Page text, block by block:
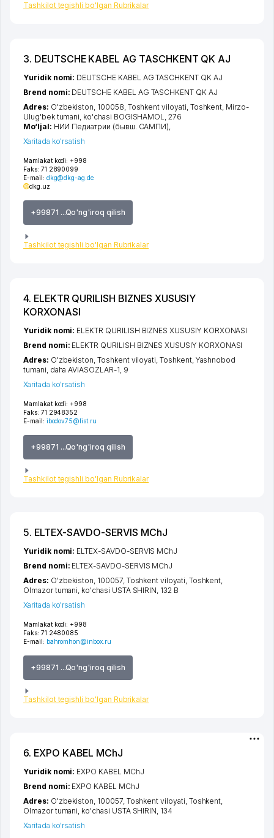
Tashkilot tegishli bo'lgan Rubrikalar
3. DEUTSCHE KABEL AG TASCHKENT QK AJ
Mamlakat kodi: +998
Faks: 71 2890099
E-mail: dkg@dkg-ag.de
dkg.uz
+99871 ...Qo'ng'iroq qilish
Tashkilot tegishli bo'lgan Rubrikalar
Yuridik nomi: DEUTSCHE KABEL AG TASCHKENT QK AJ
Brend nomi: DEUTSCHE KABEL AG TASCHKENT QK AJ
Adres: O'zbekiston, 100058, Toshkent viloyati, Toshkent, Mirzo-
Ulug'bek tumani, ko'chasi BOGISHAMOL, 276
Mo‘ljal: НИИ Педиатрии (бывш. САМПИ),
Xaritada ko'rsatish
4. ELEKTR QURILISH BIZNES XUSUSIY
KORXONASI
Mamlakat kodi: +998
Faks: 71 2948352
E-mail: ibodov75@list.ru
+99871 ...Qo'ng'iroq qilish
Tashkilot tegishli bo'lgan Rubrikalar
Yuridik nomi: ELEKTR QURILISH BIZNES XUSUSIY KORXONASI
Brend nomi: ELEKTR QURILISH BIZNES XUSUSIY KORXONASI
Adres: O'zbekiston,Toshkent viloyati ,Toshkent, Yashnobod
tumani daha AVIASOZLAR-1 , 9
Xaritada ko'rsatish
5. ELTEX-SAVDO-SERVIS MChJ
Mamlakat kodi: +998
Faks: 71 2480085
E-mail: bahromhon@inbox.ru
+99871 ...Qo'ng'iroq qilish
Tashkilot tegishli bo'lgan Rubrikalar
Yuridik nomi: ELTEX-SAVDO-SERVIS MChJ
Brend nomi: ELTEX-SAVDO-SERVIS MChJ
Adres: O'zbekiston, 100057, Toshkent viloyati Toshkent
Olmazor tumani ko'chasi USTA SHIRIN , 132 B
Xaritada ko'rsatish
6. EXPO KABEL MChJ
Yuridik nomi: EXPO KABEL MChJ
Brend nomi: EXPO KABEL MChJ
Adres: O'zbekiston, 100057, Toshkent viloyati, Toshkent,
Olmazor tumani, ko'chasi USTA SHIRIN, 134
Xaritada ko'rsatish